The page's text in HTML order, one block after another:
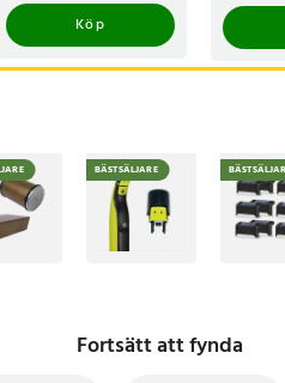
Köp
BÄSTSÄLJARE
Fortsätt att fynda